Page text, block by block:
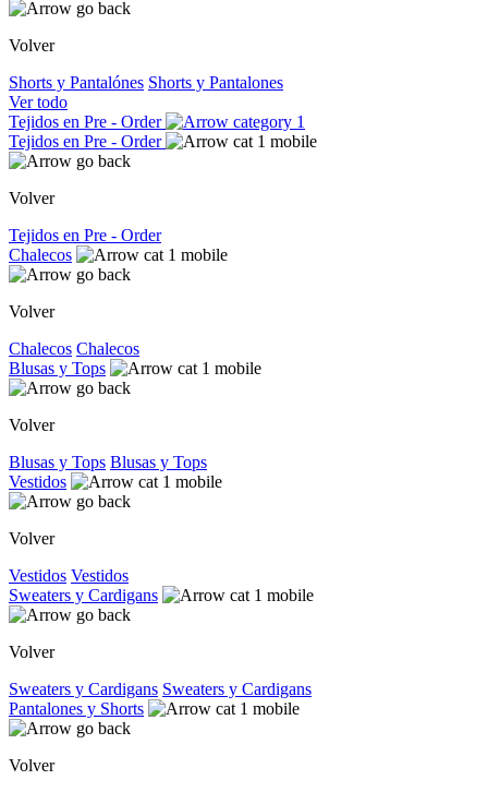
Volver
Shorts y Pantalónes Shorts y Pantalones
Ver todo
Tejidos en Pre - Order
Tejidos en Pre - Order
Volver
Tejidos en Pre - Order
Chalecos
Volver
Chalecos Chalecos
Blusas y Tops
Volver
Blusas y Tops Blusas y Tops
Vestidos
Volver
Vestidos Vestidos
Sweaters y Cardigans
Volver
Sweaters y Cardigans Sweaters y Cardigans
Pantalones y Shorts
Volver